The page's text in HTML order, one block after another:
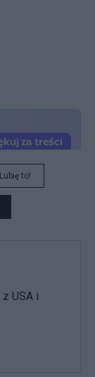
Lubię to!
USA i